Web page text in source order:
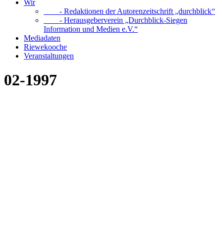
Wir
- Redaktionen der Autorenzeitschrift „durchblick“
- Herausgeberverein „Durchblick-Siegen
Information und Medien e.V.“
Mediadaten
Riewekooche
Veranstaltungen
02-1997